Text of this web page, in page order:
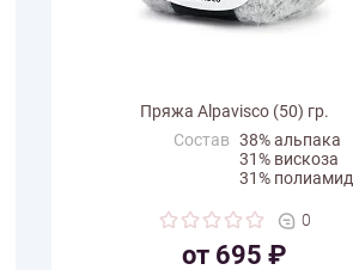
Пряжа Alpavisco (50) гр.
от 695 ₽
Состав 38% альпака
31% вискоза
31% полиамид
Производитель Schulana
0